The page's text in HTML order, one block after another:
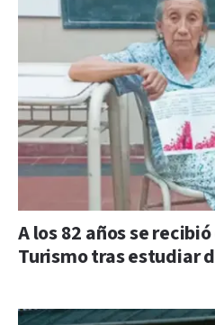
A los 82 años se
Turismo tras estudiar